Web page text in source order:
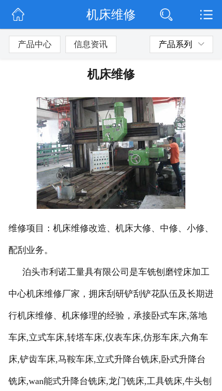
网站首页
公司简介
联系我们
机床维修
产品中心 信息资讯 产品系列
机床维修
维修项目：机床维修改造、机床大修、中修、小修、
配刮业务。
泊头市利诺工量具有限公司是车铣刨磨镗床加工
中心机床维修厂家，拥床刮研铲刮铲花队伍及长期进
行机床维修、机床修理的经验，承接卧式车床,落地
车床,立式车床,转塔车床,仪表车床,仿形车床,六角车
床,铲齿车床,马鞍车床,立式升降台铣床,卧式升降台
铣床,wan能式升降台铣床,龙门铣床,工具铣床,牛头刨